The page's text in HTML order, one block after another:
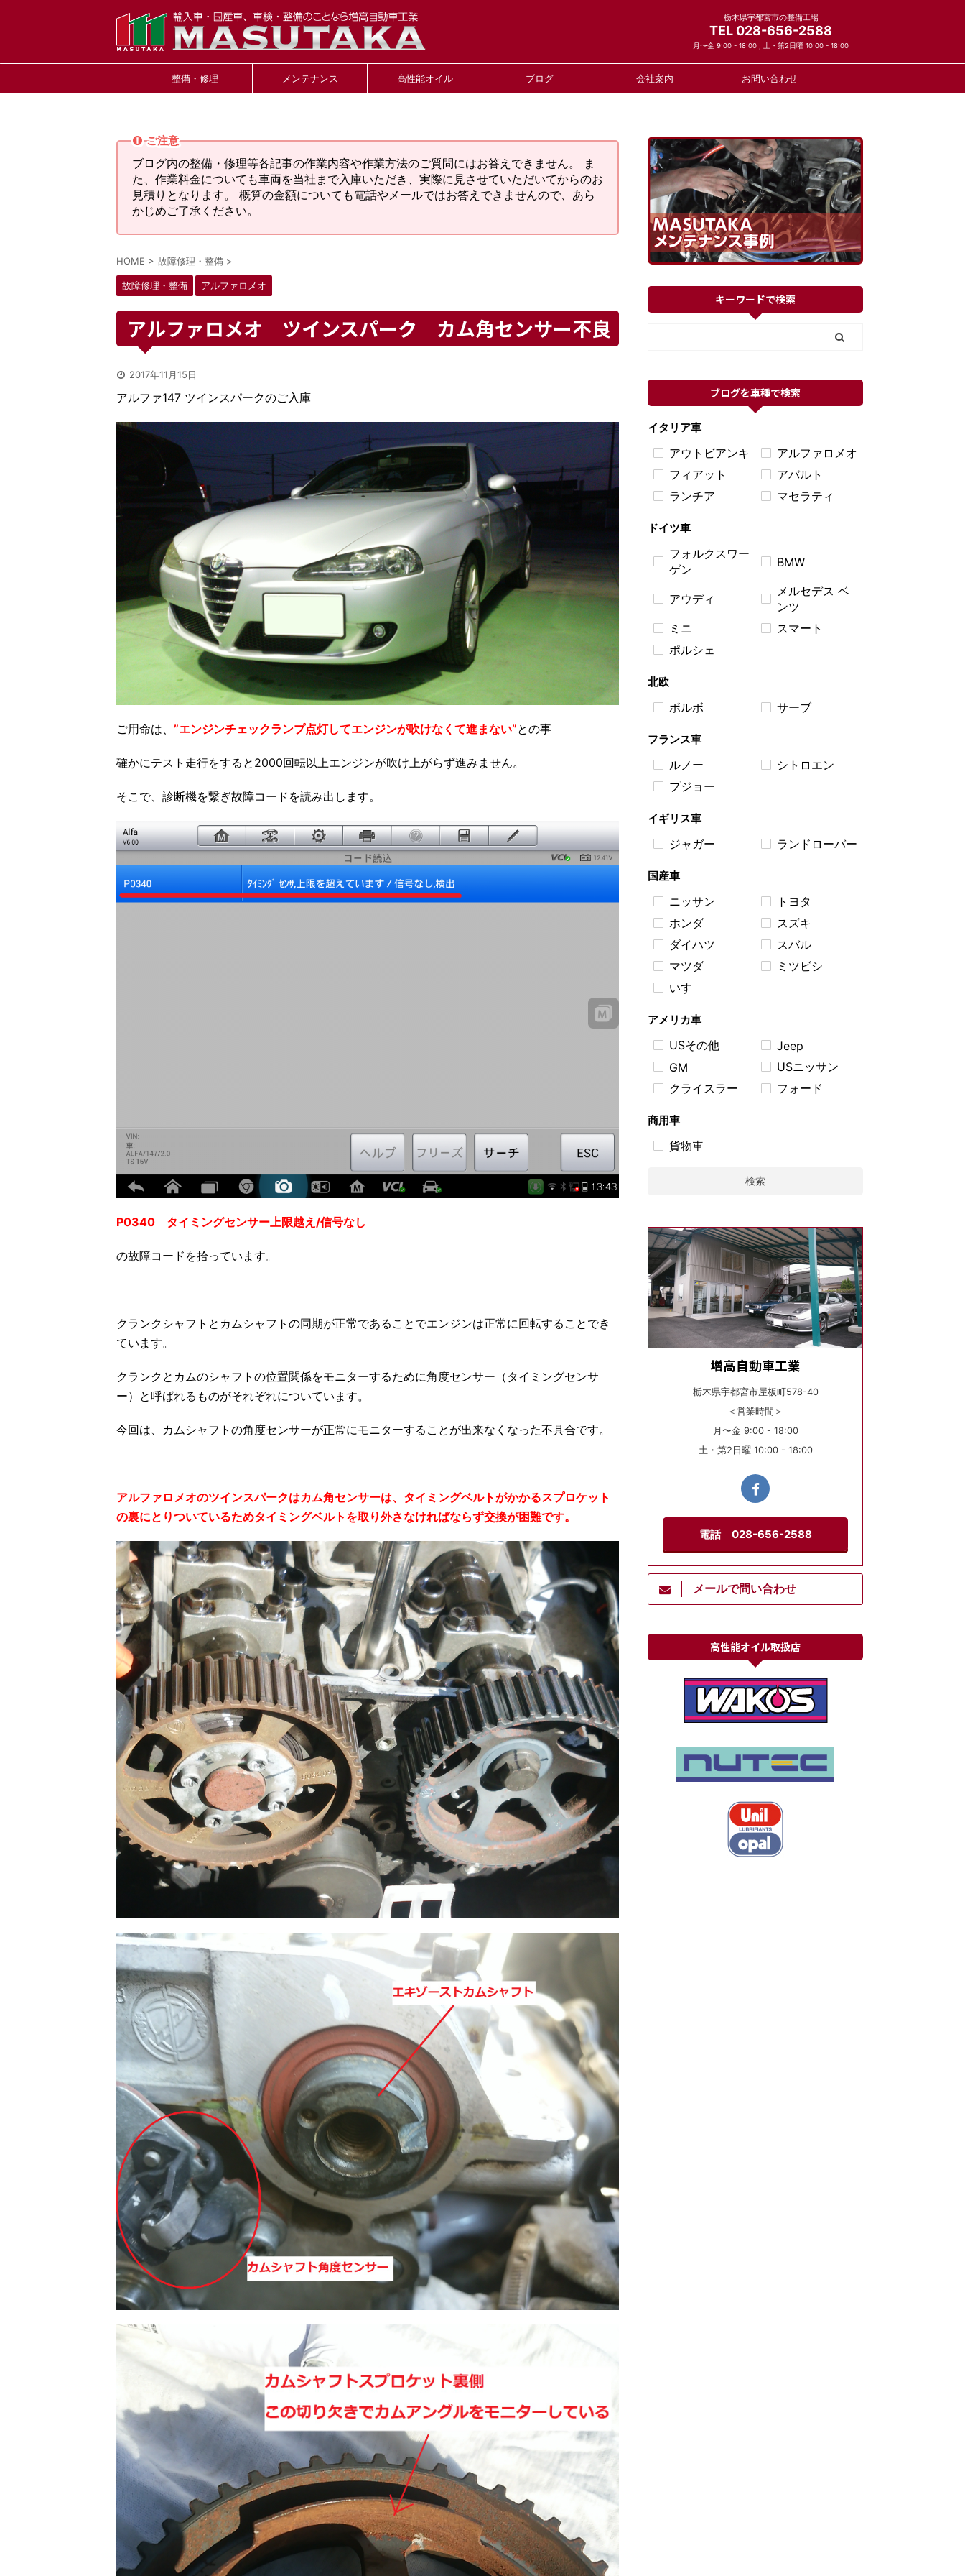
栃木県宇都宮市の整備工場
TEL 028-656-2588
月〜金 9:00 - 18:00 , 土・第2日曜 10:00 - 18:00
整備・修理 メンテナンス 高性能オイル ブログ 会社案内 お問い合わせ
ご注意
ブログ内の整備・修理等各記事の作業内容や作業方法のご質問にはお答えできません。 ま
た、作業料金についても車両を当社まで入庫いただき、実際に見させていただいてからのお
見積りとなります。 概算の金額についても電話やメールではお答えできませんので、あら
かじめご了承ください。
HOME > 故障修理・整備 >
故障修理・整備 アルファロメオ
アルファロメオ ツインスパーク カム角センサー不良
2017年11月15日
アルファ147 ツインスパークのご入庫
ご用命は、 ”エンジンチェックランプ点灯してエンジンが吹けなくて進まない”との事
確かにテスト走行をすると2000回転以上エンジンが吹け上がらず進みません。
そこで、診断機を繋ぎ故障コードを読み出します。
P0340 タイミングセンサー上限越え/信号なし
の故障コードを拾っています。
クランクシャフトとカムシャフトの同期が正常であることでエンジンは正常に回転することでき
ています。
クランクとカムのシャフトの位置関係をモニターするために角度センサー（タイミングセンサ
ー）と呼ばれるものがそれぞれについています。
今回は、カムシャフトの角度センサーが正常にモニターすることが出来なくなった不具合です。
アルファロメオのツインスパークはカム角センサーは、タイミングベルトがかかるスプロケット
の裏にとりついているためタイミングベルトを取り外さなければならず交換が困難です。
キーワードで検索
ブログを車種で検索
イタリア車
アウトビアンキ
アルファロメオ
フィアット
アバルト
ランチア
マセラティ
ドイツ車
フォルクスワー
ゲン
BMW
アウディ
メルセデス ベ
ンツ
ミニ
スマート
ポルシェ
北欧
ボルボ サーブ
フランス車
ルノー
シトロエン
プジョー
イギリス車
ジャガー ランドローバー
国産車
ニッサン
トヨタ
ホンダ
スズキ
ダイハツ
スバル
マツダ
ミツビシ
いすゞ
アメリカ車
USその他
Jeep
GM
USニッサン
クライスラー
フォード
商用車
貨物車
検索
増高自動車工業
栃木県宇都宮市屋板町578-40
＜営業時間＞
月〜金 9:00 - 18:00
土・第2日曜 10:00 - 18:00
電話 028-656-2588
メールで問い合わせ
高性能オイル取扱店